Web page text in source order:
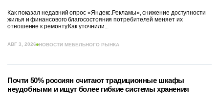
Как показал недавний опрос «Яндекс.Рекламы», снижение доступности
жилья и финансового благосостояния потребителей меняет их
отношение к ремонту.Как уточнили...
АВГ 3, 2026 НОВОСТИ МЕБЕЛЬНОГО РЫНКА
Почти 50% россиян считают традиционные шкафы
неудобными и ищут более гибкие системы хранения